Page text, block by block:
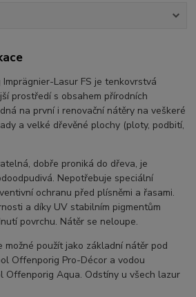
Lasur FS je tenkovrstvá
prostředí s obsahem přírodních
na první i renovační nátěry na veškeré
a velké dřevěné plochy (ploty, podbití,
dobře proniká do dřeva, je
Nepotřebuje speciální
ochranu před plísněmi a řasami.
a díky UV stabilním pigmentům
povrchu. Nátěr se neloupe.
možné použít jako základní nátěr pod
Offenporig Pro-Décor a vodou
Offenporig Aqua. Odstíny u všech lazur